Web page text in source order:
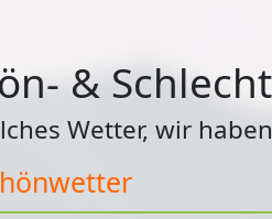
&
Wetter, wir